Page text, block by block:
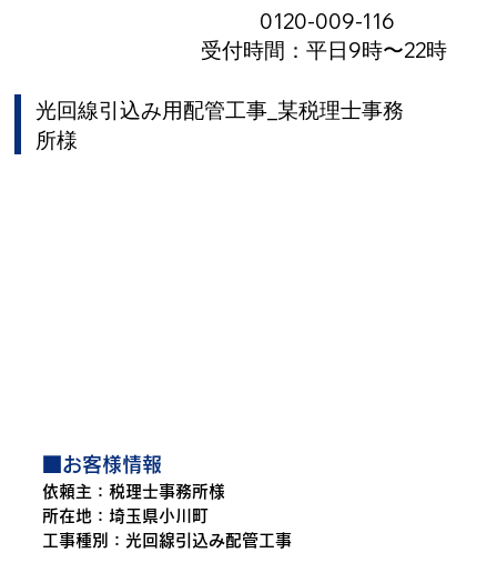
0120-009-116
受付時間：平日9時〜22時
光回線引込み用配管工事_某税理士事務
所様
■お客様情報
依頼主：税理士事務所様
所在地： 埼玉県小川町
工事種別：光回線引込み配管工事